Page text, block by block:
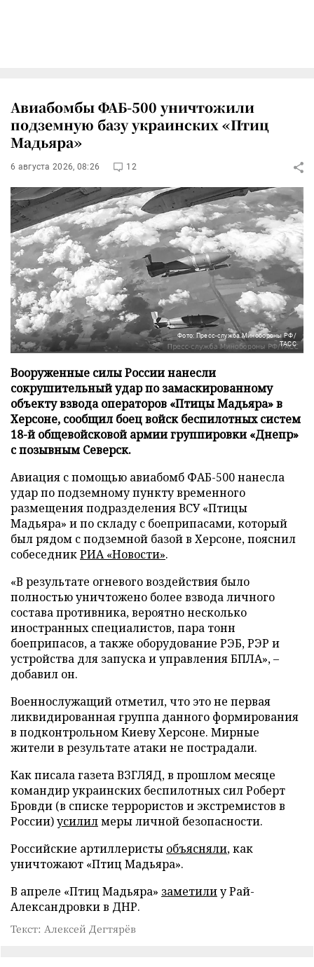
Авиабомбы ФАБ-500 уничтожили
подземную базу украинских «Птиц
Мадьяра»
6 августа 2026, 08:26 12
Фото: Пресс-служба Минобороны РФ/
ТАСС
Вооруженные силы России нанесли
сокрушительный удар по замаскированному
объекту взвода операторов «Птицы Мадьяра» в
Херсоне, сообщил боец войск беспилотных систем
18-й общевойсковой армии группировки «Днепр»
с позывным Северск.
Авиация с помощью авиабомб ФАБ-500 нанесла
удар по подземному пункту временного
размещения подразделения ВСУ «Птицы
Мадьяра» и по складу с боеприпасами, который
был рядом с подземной базой в Херсоне, пояснил
собеседникРИА «Новости».
«В результате огневого воздействия было
полностью уничтожено более взвода личного
состава противника, вероятно несколько
иностранных специалистов, пара тонн
боеприпасов, а также оборудование РЭБ, РЭР и
устройства для запуска и управления БПЛА», –
добавил он.
Военнослужащий отметил, что это не первая
ликвидированная группа данного формирования
в подконтрольном Киеву Херсоне. Мирные
жители в результате атаки не пострадали.
Как писала газета ВЗГЛЯД, в прошлом месяце
командир украинских беспилотных сил Роберт
Бровди (в списке террористов и экстремистов в
России)усилилмеры личной безопасности.
Российские артиллеристы объясняли, как
уничтожают «Птиц Мадьяра».
В апреле «Птиц Мадьяра» заметилиу Рай-
Александровки в ДНР.
Текст: Алексей Дегтярёв